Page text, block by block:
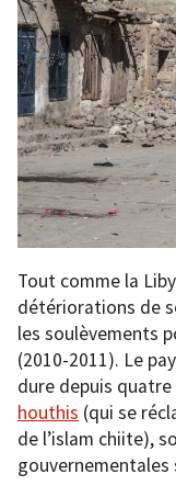
Tout comme la
détériorations de
les soulèvements
(2010-2011). Le
dure depuis
houthis (qui se
de l’islam chiite),
gouvernementales